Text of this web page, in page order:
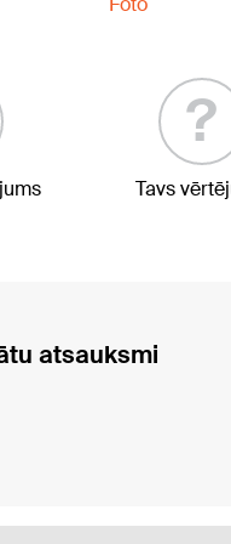
?
Tavs
atsauksmi